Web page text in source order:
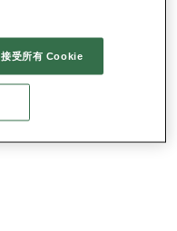
接受所有 Cookie